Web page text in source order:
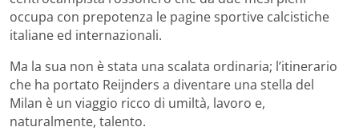
occupa con prepotenza le pagine sportive calcistiche
italiane ed internazionali.
Ma la sua non è stata una scalata ordinaria; l’itinerario
che ha portato Reijnders a diventare una stella del
Milan è un viaggio ricco di umiltà, lavoro e,
naturalmente, talento.